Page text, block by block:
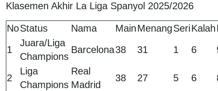
Klasemen Akhir La Liga Spanyol 2025/2026
NoStatus Nama MainMenangSeriKalah
1
Juara/Liga
Champions
Barcelona38 31 1 6
2
Liga
Champions
Real
Madrid
38 27 5 6